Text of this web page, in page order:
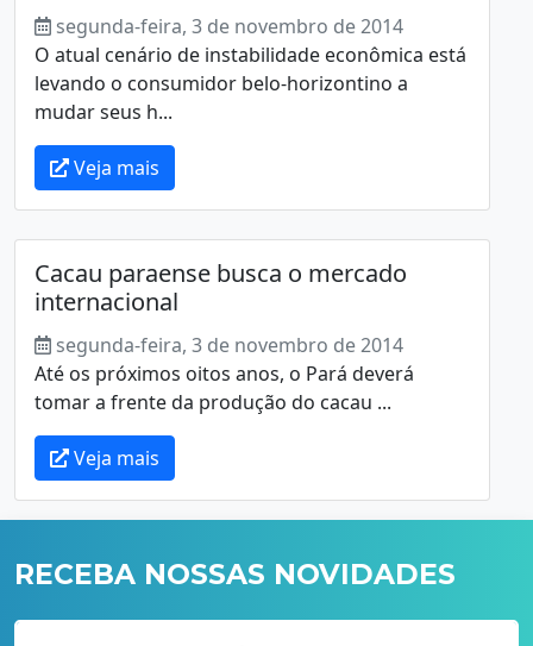
segunda-feira, 3 de novembro de 2014
O atual cenário de instabilidade econômica está
levando o consumidor belo-horizontino a
mudar seus h...
Veja mais
Cacau paraense busca o mercado
internacional
segunda-feira, 3 de novembro de 2014
Até os próximos oitos anos, o Pará deverá
tomar a frente da produção do cacau ...
Veja mais
RECEBA NOSSAS NOVIDADES